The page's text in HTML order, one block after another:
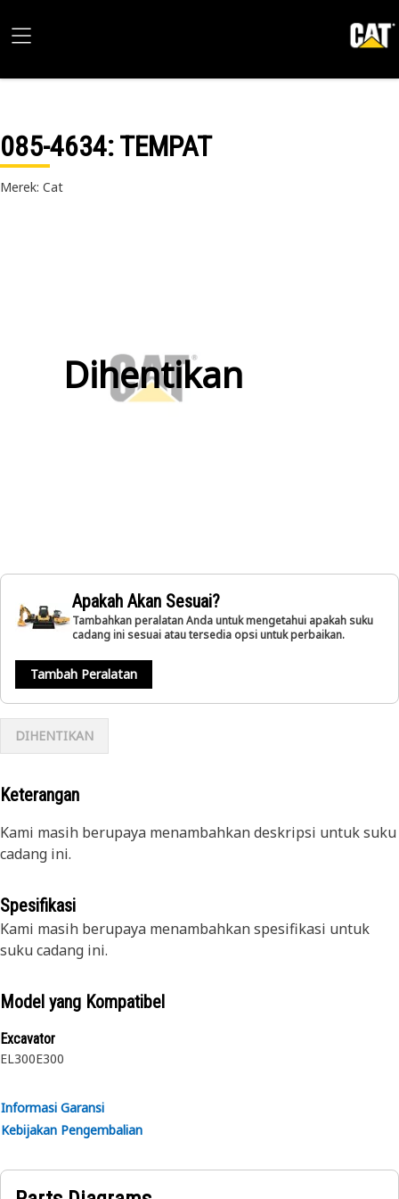
085-4634: TEMPAT
Merek: Cat
Dihentikan
Apakah Akan Sesuai?
Tambahkan peralatan Anda untuk mengetahui apakah suku
cadang ini sesuai atau tersedia opsi untuk perbaikan.
Tambah Peralatan
DIHENTIKAN
Keterangan
Kami masih berupaya menambahkan deskripsi untuk suku
cadang ini.
Spesifikasi
Kami masih berupaya menambahkan spesifikasi untuk
suku cadang ini.
Model yang Kompatibel
Excavator
EL300E300
Informasi Garansi
Kebijakan Pengembalian